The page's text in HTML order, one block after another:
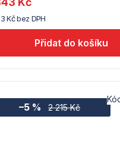
Kč bez DPH
2 215 Kč
–5 %